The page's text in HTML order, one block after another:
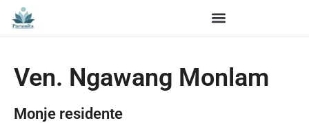
Ven. Ngawang Monlam
Monje residente